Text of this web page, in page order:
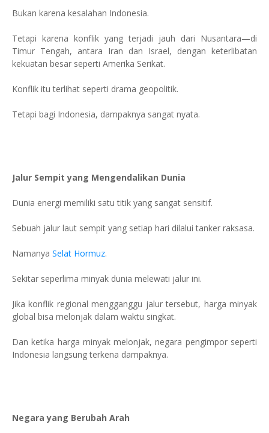
Bukan karena kesalahan Indonesia.
Tetapi karena konflik yang terjadi jauh dari Nusantara—di
Timur Tengah, antara Iran dan Israel, dengan keterlibatan
kekuatan besar seperti Amerika Serikat.
Konflik itu terlihat seperti drama geopolitik.
Tetapi bagi Indonesia, dampaknya sangat nyata.
Jalur Sempit yang Mengendalikan Dunia
Dunia energi memiliki satu titik yang sangat sensitif.
Sebuah jalur laut sempit yang setiap hari dilalui tanker raksasa.
Namanya Selat Hormuz.
Sekitar seperlima minyak dunia melewati jalur ini.
Jika konflik regional mengganggu jalur tersebut, harga minyak
global bisa melonjak dalam waktu singkat.
Dan ketika harga minyak melonjak, negara pengimpor seperti
Indonesia langsung terkena dampaknya.
Negara yang Berubah Arah